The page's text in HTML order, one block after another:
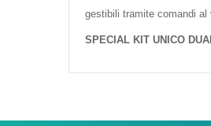
gestibili tramite comandi al
SPECIAL KIT UNICO